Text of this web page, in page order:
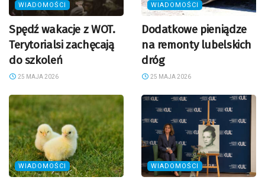
WIADOMOŚCI
Spędź wakacje z WOT.
Terytorialsi zachęcają
do szkoleń
25 MAJA 2026
WIADOMOŚCI
Dodatkowe pieniądze
na remonty lubelskich
dróg
25 MAJA 2026
WIADOMOŚCI WIADOMOŚCI